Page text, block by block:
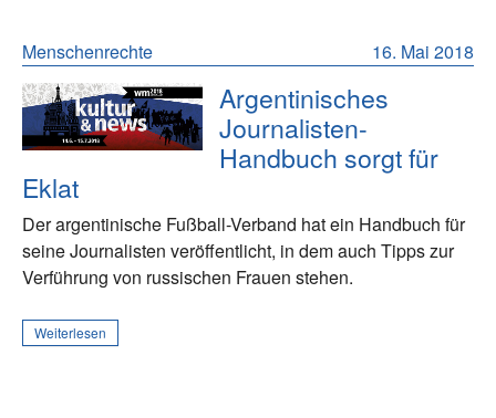
16. Mai 2018
Menschenrechte
Argentinisches
Journalisten-
Handbuch sorgt für
Eklat
Der argentinische Fußball-Verband hat ein Handbuch für
seine Journalisten veröffentlicht, in dem auch Tipps zur
Verführung von russischen Frauen stehen.
Weiterlesen